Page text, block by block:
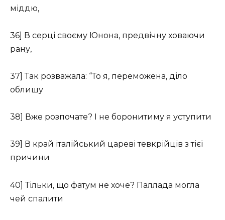
міддю,
36] В серці своєму Юнона, предвічну ховаючи
рану,
37] Так розважала: “То я, переможена, діло
облишу
38] Вже розпочате? І не боронитиму я уступити
39] В край італійський цареві тевкрійців з тієї
причини
40] Тільки, що фатум не хоче? Паллада могла
чей спалити